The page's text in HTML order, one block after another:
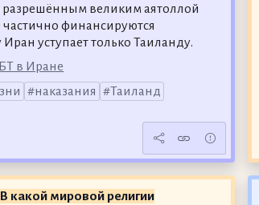
великим аятоллой
финансируются
уступает только Таиланду.
в Иране
наказания
Таиланд
В какой мировой религии